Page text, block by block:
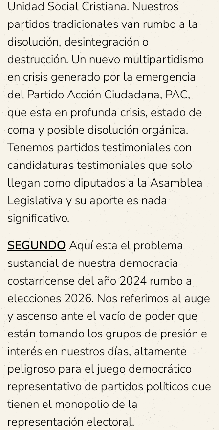
Unidad Social Cristiana. Nuestros
partidos tradicionales van rumbo a la
disolución, desintegración o
destrucción. Un nuevo multipartidismo
en crisis generado por la emergencia
del Partido Acción Ciudadana, PAC,
que esta en profunda crisis, estado de
coma y posible disolución orgánica.
Tenemos partidos testimoniales con
candidaturas testimoniales que solo
llegan como diputados a la Asamblea
Legislativa y su aporte es nada
significativo.
SEGUNDO Aquí esta el problema
sustancial de nuestra democracia
costarricense del año 2024 rumbo a
elecciones 2026. Nos referimos al auge
y ascenso ante el vacío de poder que
están tomando los grupos de presión e
interés en nuestros días, altamente
peligroso para el juego democrático
representativo de partidos políticos que
tienen el monopolio de la
representación electoral.